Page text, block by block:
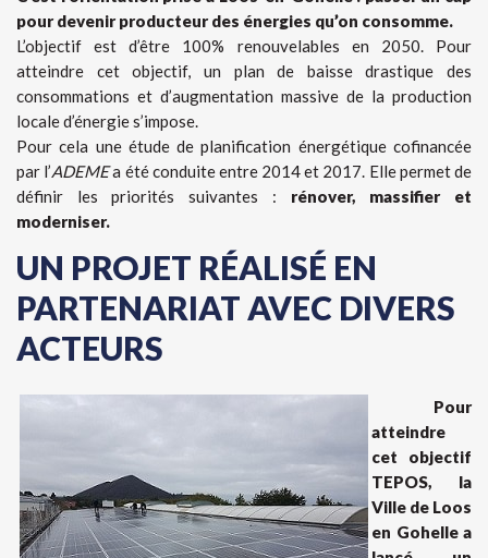
pour devenir producteur des énergies qu’on consomme.
L’objectif est d’être 100% renouvelables en 2050. Pour
atteindre cet objectif, un plan de baisse drastique des
consommations et d’augmentation massive de la production
locale d’énergie s’impose.
Pour cela une étude de planification énergétique cofinancée
par l’ADEMEa été conduite entre 2014 et 2017. Elle permet de
définir les priorités suivantes : rénover, massifier et
moderniser.
UN PROJET RÉALISÉ EN
PARTENARIAT AVEC DIVERS
ACTEURS
Pour
atteindre
cet objectif
TEPOS, la
Ville de Loos
en Gohelle a